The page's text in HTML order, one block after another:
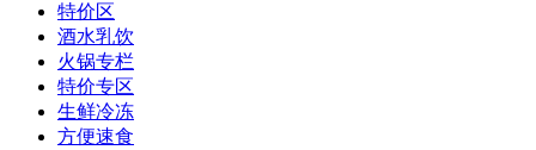
特价区
酒水乳饮
火锅专栏
特价专区
生鲜冷冻
方便速食